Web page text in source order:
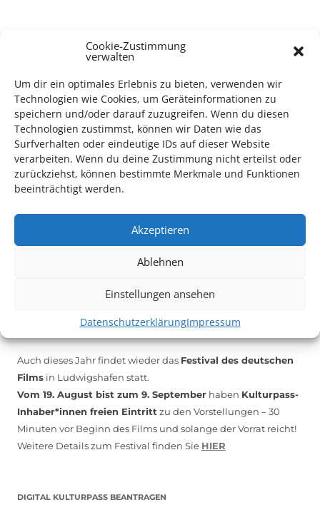
Cookie-Zustimmung
verwalten
Um dir ein optimales Erlebnis zu bieten, verwenden wir
Technologien wie Cookies, um Geräteinformationen zu
speichern und/oder darauf zuzugreifen. Wenn du diesen
Technologien zustimmst, können wir Daten wie das
Surfverhalten oder eindeutige IDs auf dieser Website
verarbeiten. Wenn du deine Zustimmung nicht erteilst oder
zurückziehst, können bestimmte Merkmale und Funktionen
beeinträchtigt werden.
Akzeptieren
Ablehnen
Einstellungen ansehen
DatenschutzerklärungImpressum
TECHNIK SUPPORT GESUCHT!
Das Kulturparkett freut sich stets über ehrenamtliche
Mithilfe im Bereich Technik. Sie haben Interesse? Dann
melden Sie sich unterinfo@kulturparkett-rhein-neckar.de
*KULTURTIPP SOMMERPAUSE: FESTIVAL DES DEUTSCHEN FILMS*
Auch dieses Jahr findet wieder das Festival des deutschen
Films in Ludwigshafen statt.
Vom 19. August bist zum 9. September haben Kulturpass-
Inhaber*innen freien Eintritt zu den Vorstellungen – 30
Minuten vor Beginn des Films und solange der Vorrat reicht!
Weitere Details zum Festival finden Sie HIER
DIGITAL KULTURPASS BEANTRAGEN